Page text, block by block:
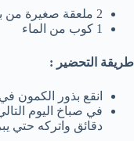
2 ملعقة صغيرة من بذور الكمون
1 كوب من الماء
طريقة التحضير :
انقع بذور الكمون
دقائق واتركه حتي